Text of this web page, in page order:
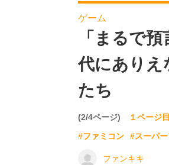
ゲーム
「まるで
代にありえ
たち
(2/4ページ)
１ページ
#ファミコン
#スーパ
ファンキキ